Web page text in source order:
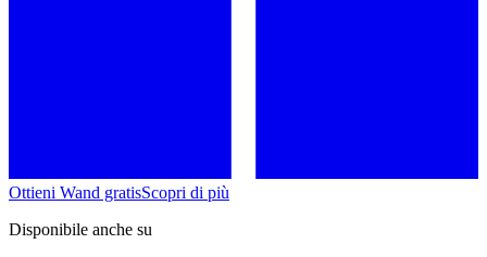
Ottieni Wand gratisScopri di più
Disponibile anche su